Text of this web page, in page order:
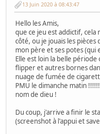
13 Juin 2020 à 08:43:47
Hello les Amis,
que ce jeu est addictif, cela
côté, ou je jouais les
mon père et ses potes (qui
Elle est loin la belle
flipper et autres bornes
nuage de fumée de
PMU le dimanche matin
nom de dieu !
Du coup, j'arrive a finir le
(screenshot à l'appui et